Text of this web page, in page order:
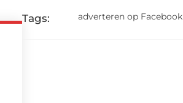
Tags: adverteren op Facebook